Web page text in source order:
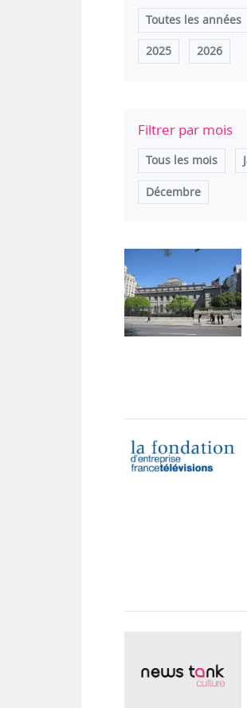
Toutes les années
2025 2026
Filtrer par mois
Tous les mois
Décembre